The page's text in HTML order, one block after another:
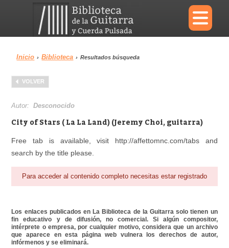
×
Menu
Biblioteca
Área personal
Inicio › Biblioteca › Resultados búsqueda
VOLVER
Autor:Desconocido
City of Stars ( La La Land) (Jeremy Choi, guitarra)
Free tab is available, visit http://affettomnc.com/tabs and
search by the title please.
Para acceder al contenido completo necesitas estar registrado
Los enlaces publicados en La Biblioteca de la Guitarra solo tienen un
fin educativo y de difusión, no comercial. Si algún compositor,
intérprete o empresa, por cualquier motivo, considera que un archivo
que aparece en esta página web vulnera los derechos de autor,
infórmenos y se eliminará.